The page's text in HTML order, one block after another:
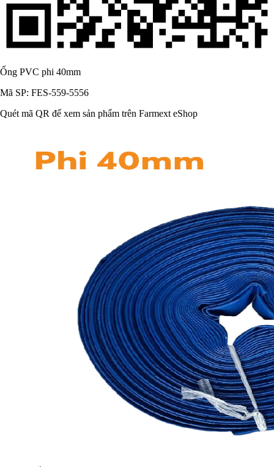
Ống PVC phi 40mm
Mã SP: FES-559-5556
Quét mã QR để xem sản phẩm trên Farmext eShop